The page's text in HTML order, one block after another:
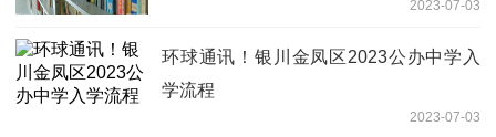
2023-07-03
环球通讯！银川金凤区2023公办中学入
学流程
2023-07-03